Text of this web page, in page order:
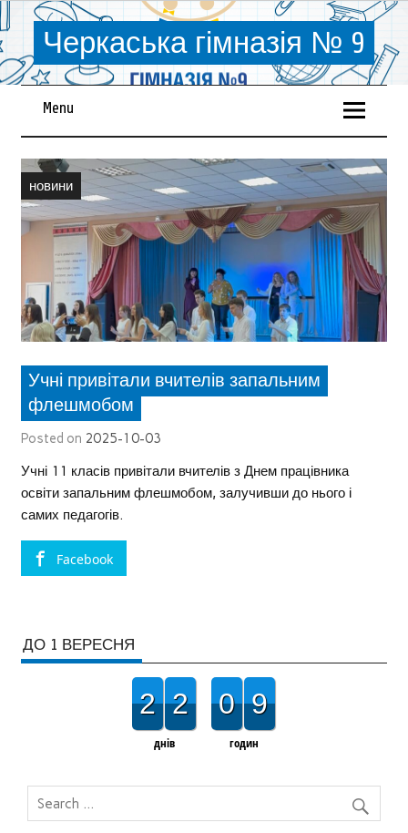
Черкаська гімназія № 9
Menu
новини
Учні привітали вчителів запальним
флешмобом
Posted on 2025-10-03
Учні 11 класів привітали вчителів з Днем працівника
освіти запальним флешмобом, залучивши до нього і
самих педагогів.
Facebook
ДО 1 ВЕРЕСНЯ
2 2
днів
0 9
годин